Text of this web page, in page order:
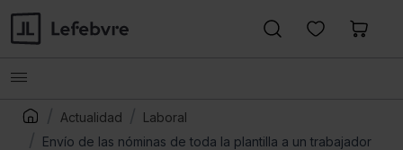
Actualidad
Laboral
Envío de las nóminas de toda la plantilla a un trabajador